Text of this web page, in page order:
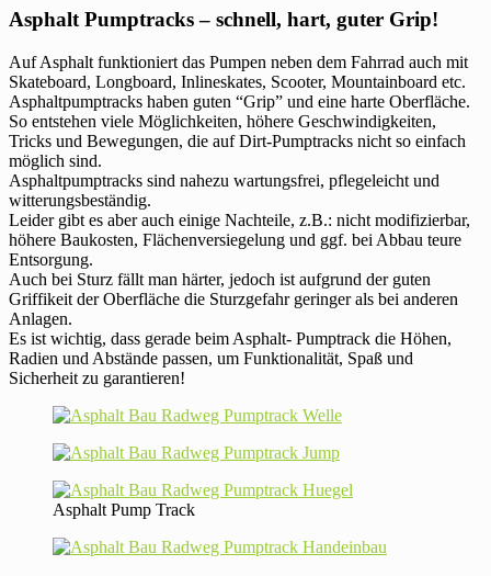
Asphalt Pumptracks – schnell, hart, guter Grip!
Auf Asphalt funktioniert das Pumpen neben dem Fahrrad auch mit
Skateboard, Longboard, Inlineskates, Scooter, Mountainboard etc.
Asphaltpumptracks haben guten “Grip” und eine harte Oberfläche.
So entstehen viele Möglichkeiten, höhere Geschwindigkeiten,
Tricks und Bewegungen, die auf Dirt-Pumptracks nicht so einfach
möglich sind.
Asphaltpumptracks sind nahezu wartungsfrei, pflegeleicht und
witterungsbeständig.
Leider gibt es aber auch einige Nachteile, z.B.: nicht modifizierbar,
höhere Baukosten, Flächenversiegelung und ggf. bei Abbau teure
Entsorgung.
Auch bei Sturz fällt man härter, jedoch ist aufgrund der guten
Griffikeit der Oberfläche die Sturzgefahr geringer als bei anderen
Anlagen.
Es ist wichtig, dass gerade beim Asphalt- Pumptrack die Höhen,
Radien und Abstände passen, um Funktionalität, Spaß und
Sicherheit zu garantieren!
Asphalt Pump Track